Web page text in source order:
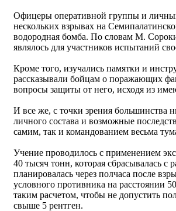
Офицеры оперативной группы и личный
нескольких взрывах на
водородная бомба. По словам М.
являлось для участников испытаний
Кроме того, изучались памятки и
рассказывали бойцам о поражающих
вопросы защиты от него, исходя из
И все же, с точки зрения большинства
личного состава и возможные
самим, так и командованием весьма
Учение проводилось с применением
40 тысяч тонн, которая сбрасывалась с
планировалась через полчаса после
условного противника на расстоянии
таким расчетом, чтобы не допустить
свыше 5 рентген.